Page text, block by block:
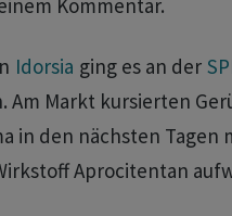
Kommentar.
Idorsia ging es an der
Am Markt kursierten
in den nächsten Tagen
Aprocitentan